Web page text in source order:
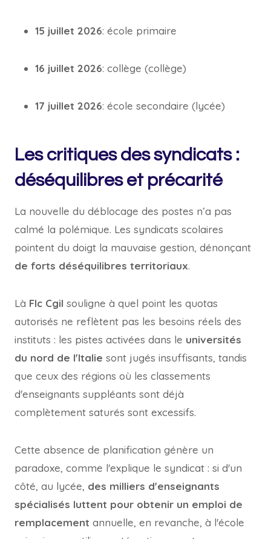
15 juillet 2026: école primaire
16 juillet 2026: collège (collège)
17 juillet 2026: école secondaire (lycée)
Les critiques des syndicats :
déséquilibres et précarité
La nouvelle du déblocage des postes n’a pas
calmé la polémique. Les syndicats scolaires
pointent du doigt la mauvaise gestion, dénonçant
de forts déséquilibres territoriaux.
Là Flc Cgil souligne à quel point les quotas
autorisés ne reflètent pas les besoins réels des
instituts : les pistes activées dans le universités
du nord de l'Italie sont jugés insuffisants, tandis
que ceux des régions où les classements
d'enseignants suppléants sont déjà
complètement saturés sont excessifs.
Cette absence de planification génère un
paradoxe, comme l'explique le syndicat : si d'un
côté, au lycée, des milliers d'enseignants
spécialisés luttent pour obtenir un emploi de
remplacement annuelle, en revanche, à l'école